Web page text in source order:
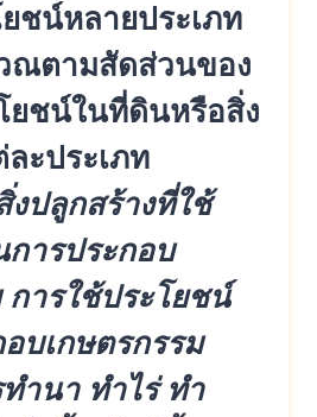
ชน์หลายประเภท
ณตามสัดส่วนของ
ยชน์ในที่ดินหรือสิ่ง
ะประเภท
ปลูกสร้างที่ใช้
การประกอบ
การใช้ประโยชน์
บเกษตรกรรม
ำนา ทำไร่ ทำ